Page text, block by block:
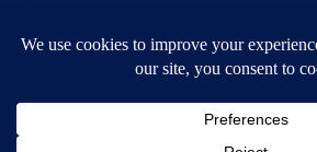
Available for iOS and